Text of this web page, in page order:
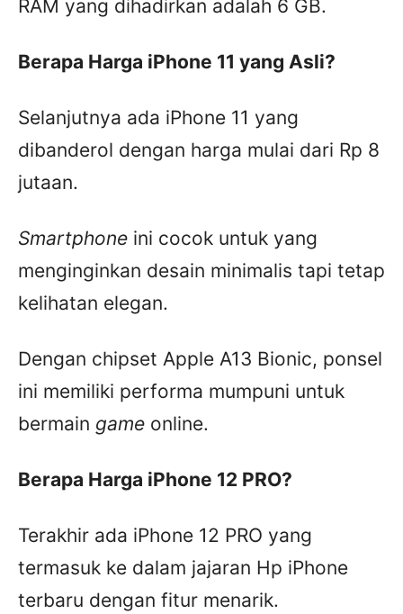
RAM yang dihadirkan adalah 6 GB.
Berapa Harga iPhone 11 yang Asli?
Selanjutnya ada iPhone 11 yang
dibanderol dengan harga mulai dari Rp 8
jutaan.
Smartphone ini cocok untuk yang
menginginkan desain minimalis tapi tetap
kelihatan elegan.
Dengan chipset Apple A13 Bionic, ponsel
ini memiliki performa mumpuni untuk
bermain game online.
Berapa Harga iPhone 12 PRO?
Terakhir ada iPhone 12 PRO yang
termasuk ke dalam jajaran Hp iPhone
terbaru dengan fitur menarik.